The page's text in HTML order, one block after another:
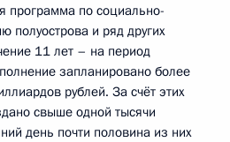
программа по социально-
полуострова и ряд других
11 лет – на период
запланировано более
рублей. За счёт этих
свыше одной тысячи
день почти половина из них